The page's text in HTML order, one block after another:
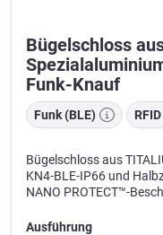
Bügelschloss
Funk-Knauf
Funk (BLE) RFID
Bügelschloss aus
KN4-BLE-IP66 und
NANO PROTECT™-
Durchmesser Stahlbügel:
Ausführung